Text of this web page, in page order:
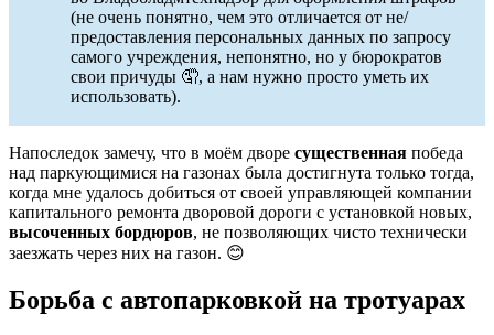
(не очень понятно, чем это отличается от не/
предоставления персональных данных по запросу
самого учреждения, непонятно, но у бюрократов
свои причуды 🤦, а нам нужно просто уметь их
использовать).
Напоследок замечу, что в моём дворе существенная победа
над паркующимися на газонах была достигнута только тогда,
когда мне удалось добиться от своей управляющей компании
капитального ремонта дворовой дороги с установкой новых,
высоченных бордюров, не позволяющих чисто технически
заезжать через них на газон. 😊
Борьба с автопарковкой на тротуарах